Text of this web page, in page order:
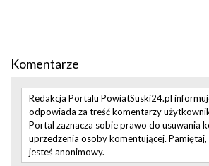
Komentarze
Redakcja Portalu PowiatSuski24.pl
odpowiada za treść komentarzy
Portal zaznacza sobie prawo do usuwania
uprzedzenia osoby komentującej.
jesteś anonimowy.